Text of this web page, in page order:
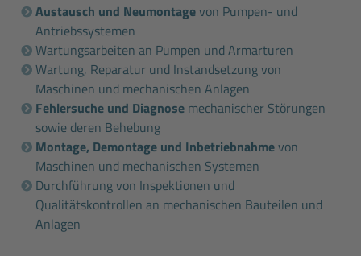
Austausch und Neumontagevon Pumpen- und
Antriebssystemen
Wartungsarbeiten an Pumpen und Armarturen
Wartung, Reparatur und Instandsetzung von
Maschinen und mechanischen Anlagen
Fehlersuche und Diagnose mechanischer Störungen
sowie deren Behebung
Montage, Demontage und Inbetriebnahmevon
Maschinen und mechanischen Systemen
Durchführung von Inspektionen und
Qualitätskontrollen an mechanischen Bauteilen und
Anlagen